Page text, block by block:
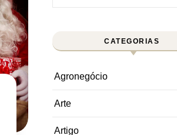
CATEGORIAS
Agronegócio
Arte
Artigo